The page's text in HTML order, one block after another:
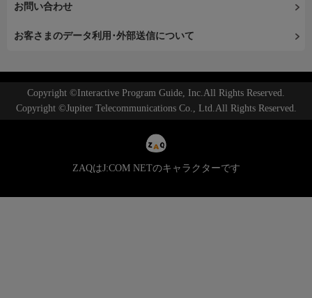
お問い合わせ
お客さまのデータ利用･外部送信について
Copyright ©Interactive Program Guide, Inc.All Rights Reserved.
Copyright ©Jupiter Telecommunications Co., Ltd.All Rights Reserved.
ZAQはJ:COM NETのキャラクターです